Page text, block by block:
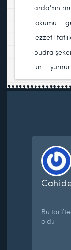
arda'nın
lokumu
lezzetli
pudra
un
Bu
oldu